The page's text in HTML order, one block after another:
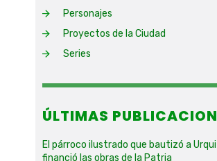
Personajes
Proyectos de la Ciudad
Series
ÚLTIMAS
El párroco ilustrado que bautizó a
financió las obras de la Patria